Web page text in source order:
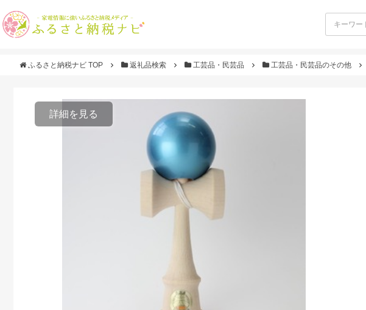
ふるさと納税ナビ TOP 返礼品検索 工芸品・民芸品 工芸品・民芸品のその他
詳細を見る